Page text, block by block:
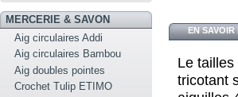
MERCERIE & SAVON
Aig circulaires Addi
Aig circulaires Bambou
Aig doubles pointes
Crochet Tulip ETIMO
EN SAVOIR
Le
tricotant